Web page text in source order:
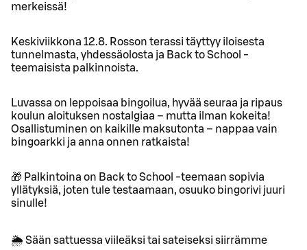
merkeissä!
Keskiviikkona 12.8. Rosson terassi täyttyy iloisesta
tunnelmasta, yhdessäolosta ja Back to School -
teemaisista palkinnoista.
Luvassa on leppoisaa bingoilua, hyvää seuraa ja ripaus
koulun aloituksen nostalgiaa – mutta ilman kokeita!
Osallistuminen on kaikille maksutonta – nappaa vain
bingoarkki ja anna onnen ratkaista!
🎁 Palkintoina on Back to School -teemaan sopivia
yllätyksiä, joten tule testaamaan, osuuko bingorivi juuri
sinulle!
🌦️ Sään sattuessa viileäksi tai sateiseksi siirrämme